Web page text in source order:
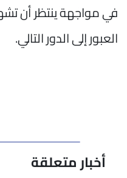
في مواجهة ينتظر أن
العبور إلى الدور التالي.
أخبار متعلقة